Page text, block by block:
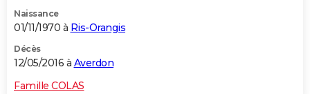
Naissance
01/11/1970 à Ris-Orangis
Décès
12/05/2016 à Averdon
Famille COLAS